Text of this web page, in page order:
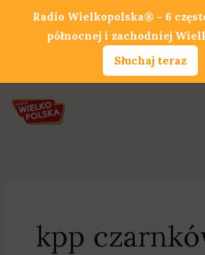
kpp
Radio Wielkopolska® - 6
północnej i zachodniej
Słuchaj teraz